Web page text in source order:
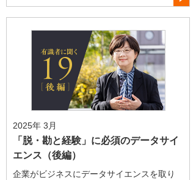
2025年 3月
「脱・勘と経験」に必須のデータサイ
エンス（後編）
企業がビジネスにデータサイエンスを取り